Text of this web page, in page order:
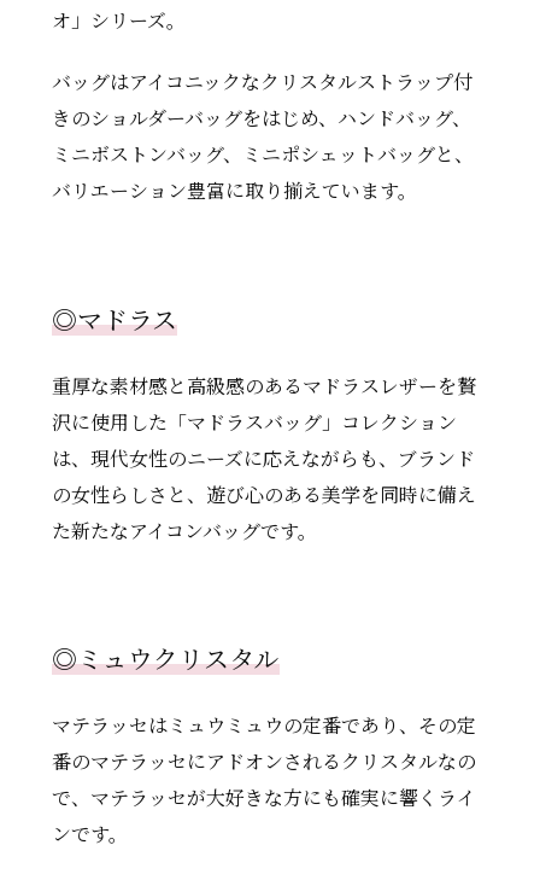
オ」シリーズ。
バッグはアイコニックなクリスタルストラップ付
きのショルダーバッグをはじめ、ハンドバッグ、
ミニボストンバッグ、ミニポシェットバッグと、
バリエーション豊富に取り揃えています。
◎マドラス
重厚な素材感と高級感のあるマドラスレザーを贅
沢に使用した「マドラスバッグ」コレクション
は、現代女性のニーズに応えながらも、ブランド
の女性らしさと、遊び心のある美学を同時に備え
た新たなアイコンバッグです。
◎ミュウクリスタル
マテラッセはミュウミュウの定番であり、その定
番のマテラッセにアドオンされるクリスタルなの
で、マテラッセが大好きな方にも確実に響くライ
ンです。